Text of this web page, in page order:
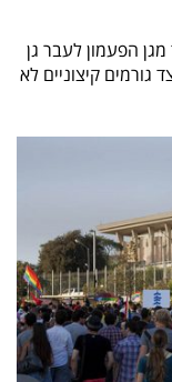
הפעמון לעבר גן
קיצוניים לא